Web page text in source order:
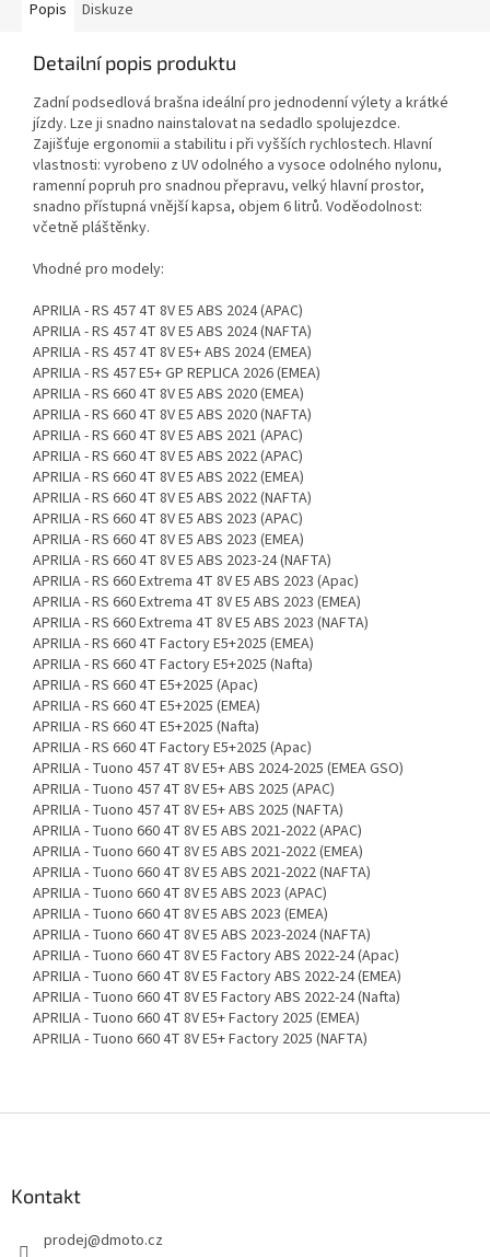
Popis Diskuze
Detailní popis produktu
Zadní podsedlová brašna ideální pro jednodenní výlety a krátké
jízdy. Lze ji snadno nainstalovat na sedadlo spolujezdce.
Zajišťuje ergonomii a stabilitu i při vyšších rychlostech. Hlavní
vlastnosti: vyrobeno z UV odolného a vysoce odolného nylonu,
ramenní popruh pro snadnou přepravu, velký hlavní prostor,
snadno přístupná vnější kapsa, objem 6 litrů. Voděodolnost:
včetně pláštěnky.
Vhodné pro modely:
APRILIA - RS 457 4T 8V E5 ABS 2024 (APAC)
APRILIA - RS 457 4T 8V E5 ABS 2024 (NAFTA)
APRILIA - RS 457 4T 8V E5+ ABS 2024 (EMEA)
APRILIA - RS 457 E5+ GP REPLICA 2026 (EMEA)
APRILIA - RS 660 4T 8V E5 ABS 2020 (EMEA)
APRILIA - RS 660 4T 8V E5 ABS 2020 (NAFTA)
APRILIA - RS 660 4T 8V E5 ABS 2021 (APAC)
APRILIA - RS 660 4T 8V E5 ABS 2022 (APAC)
APRILIA - RS 660 4T 8V E5 ABS 2022 (EMEA)
APRILIA - RS 660 4T 8V E5 ABS 2022 (NAFTA)
APRILIA - RS 660 4T 8V E5 ABS 2023 (APAC)
APRILIA - RS 660 4T 8V E5 ABS 2023 (EMEA)
APRILIA - RS 660 4T 8V E5 ABS 2023-24 (NAFTA)
APRILIA - RS 660 Extrema 4T 8V E5 ABS 2023 (Apac)
APRILIA - RS 660 Extrema 4T 8V E5 ABS 2023 (EMEA)
APRILIA - RS 660 Extrema 4T 8V E5 ABS 2023 (NAFTA)
APRILIA - RS 660 4T Factory E5+2025 (EMEA)
APRILIA - RS 660 4T Factory E5+2025 (Nafta)
APRILIA - RS 660 4T E5+2025 (Apac)
APRILIA - RS 660 4T E5+2025 (EMEA)
APRILIA - RS 660 4T E5+2025 (Nafta)
APRILIA - RS 660 4T Factory E5+2025 (Apac)
APRILIA - Tuono 457 4T 8V E5+ ABS 2024-2025 (EMEA GSO)
APRILIA - Tuono 457 4T 8V E5+ ABS 2025 (APAC)
APRILIA - Tuono 457 4T 8V E5+ ABS 2025 (NAFTA)
APRILIA - Tuono 660 4T 8V E5 ABS 2021-2022 (APAC)
APRILIA - Tuono 660 4T 8V E5 ABS 2021-2022 (EMEA)
APRILIA - Tuono 660 4T 8V E5 ABS 2021-2022 (NAFTA)
APRILIA - Tuono 660 4T 8V E5 ABS 2023 (APAC)
APRILIA - Tuono 660 4T 8V E5 ABS 2023 (EMEA)
APRILIA - Tuono 660 4T 8V E5 ABS 2023-2024 (NAFTA)
APRILIA - Tuono 660 4T 8V E5 Factory ABS 2022-24 (Apac)
APRILIA - Tuono 660 4T 8V E5 Factory ABS 2022-24 (EMEA)
APRILIA - Tuono 660 4T 8V E5 Factory ABS 2022-24 (Nafta)
APRILIA - Tuono 660 4T 8V E5+ Factory 2025 (EMEA)
APRILIA - Tuono 660 4T 8V E5+ Factory 2025 (NAFTA)
Kontakt
prodej@dmoto.cz